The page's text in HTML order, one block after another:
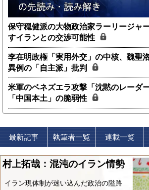
保守穏健派の大物政治家ラーリージャ
すイランとの交渉可能性
李在明政権「実用外交」の中核、魏聖
異例の「自主派」批判
米軍のベネズエラ攻撃「沈黙のレーダ
「中国本土」の脆弱性
最新記事 執筆者一覧 連載一覧
村上拓哉：混沌のイラン情勢
イラン現体制が迷い込んだ政治の隘路